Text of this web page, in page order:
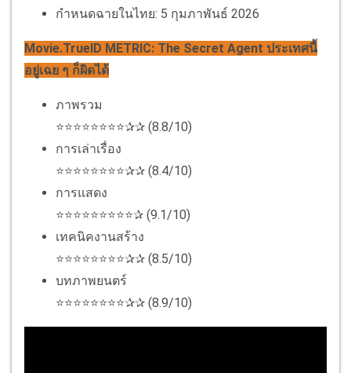
กำหนดฉายในไทย: 5 กุมภาพันธ์ 2026
Movie.TrueID METRIC: The Secret Agent ประเทศนี้
อยู่เฉย ๆ ก็ผิดได้
ภาพรวม
⭐⭐⭐⭐⭐⭐⭐⭐✰✰ (8.8/10)
การเล่าเรื่อง
⭐⭐⭐⭐⭐⭐⭐⭐✰✰ (8.4/10)
การแสดง
⭐⭐⭐⭐⭐⭐⭐⭐⭐✰ (9.1/10)
เทคนิคงานสร้าง
⭐⭐⭐⭐⭐⭐⭐⭐✰✰ (8.5/10)
บทภาพยนตร์
⭐⭐⭐⭐⭐⭐⭐⭐✰✰ (8.9/10)